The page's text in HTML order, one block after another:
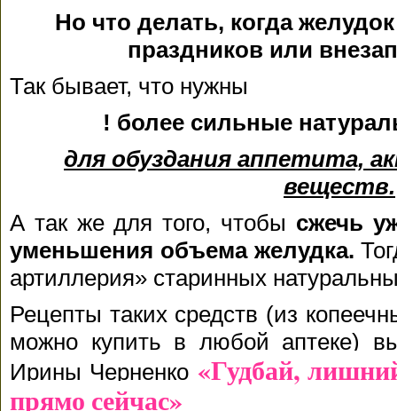
Но что делать, когда
праздников или
Так бывает, что нужны
! более сильные
для обуздания аппетита,
веществ.
А так же для того, чтобы сжечь
уменьшения объема желудка.
артиллерия» старинных
Рецепты таких средств (из
можно купить в любой аптеке)
Ирины Черненко «Гудбай,
прямо сейчас»